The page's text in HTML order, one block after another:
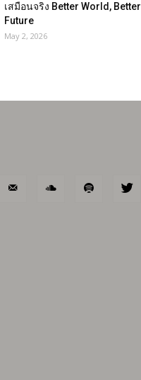
เสมือนจริง Better World, Better
Future
May 2, 2026